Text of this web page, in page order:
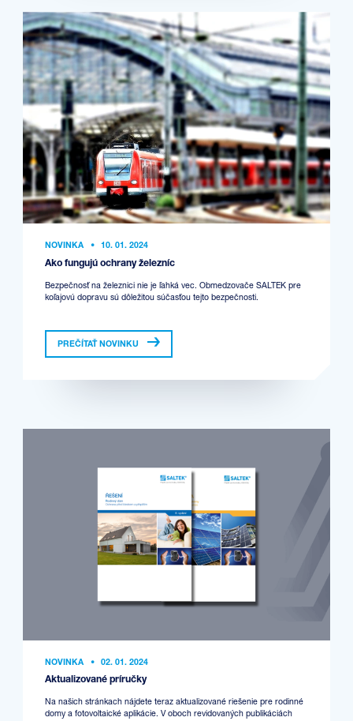
NOVINKA • 10. 01. 2024
Ako fungujú ochrany železníc
Bezpečnosť na železnici nie je ľahká vec. Obmedzovače SALTEK pre
koľajovú dopravu sú dôležitou súčasťou tejto bezpečnosti.
PREČÍTAŤ NOVINKU
NOVINKA • 02. 01. 2024
Aktualizované príručky
Na našich stránkach nájdete teraz aktualizované riešenie pre rodinné
domy a fotovoltaické aplikácie. V oboch revidovaných publikáciách